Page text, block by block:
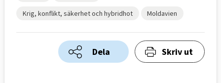
Krig, konflikt, säkerhet och hybridhot Moldavien
Dela Skriv ut